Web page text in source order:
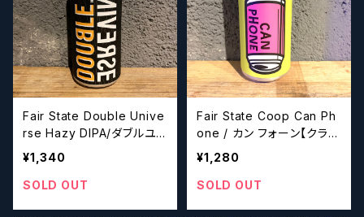
Fair State Double Unive
rse Hazy DIPA/ダブルユ
ニバース ヘイジーダブルア
イピーエー【クラフトビール
シザーズ】
¥1,340
SOLD OUT
Fair State Coop Can Ph
one / カン フォーン【クラフ
トビールシザーズ】
¥1,280
SOLD OUT